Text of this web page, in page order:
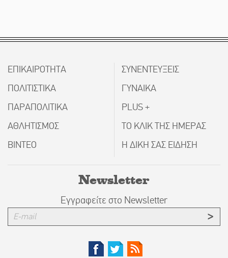
ΕΠΙΚΑΙΡΟΤΗΤΑ
ΠΟΛΙΤΙΣΤΙΚΑ
ΠΑΡΑΠΟΛΙΤΙΚΑ
ΑΘΛΗΤΙΣΜΟΣ
ΒΙΝΤΕΟ
ΣΥΝΕΝΤΕΥΞΕΙΣ
ΓΥΝΑΙΚΑ
PLUS +
ΤΟ ΚΛΙΚ ΤΗΣ ΗΜΕΡΑΣ
Η ΔΙΚΗ ΣΑΣ ΕΙΔΗΣΗ
Newsletter
Εγγραφείτε στο Newsletter